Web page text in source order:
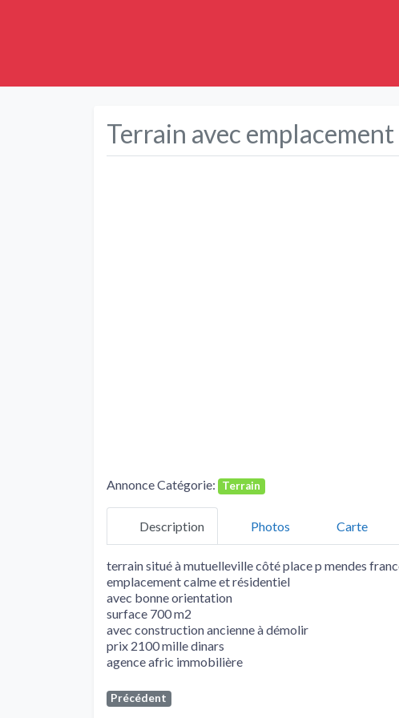
Terrain avec
Annonce Catégorie: Terrain
Description Photos Carte
terrain situé à mutuelleville côté place p mendes
emplacement calme et résidentiel
avec bonne orientation
surface 700 m2
avec construction ancienne à démolir
prix 2100 mille dinars
agence afric immobilière
Précédent